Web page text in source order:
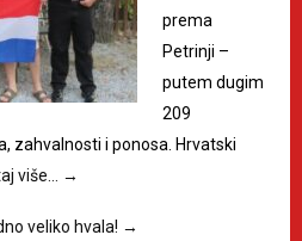
prema
Petrinji –
putem dugim
209
zahvalnosti i ponosa. Hrvatski
više… →
veliko hvala! →